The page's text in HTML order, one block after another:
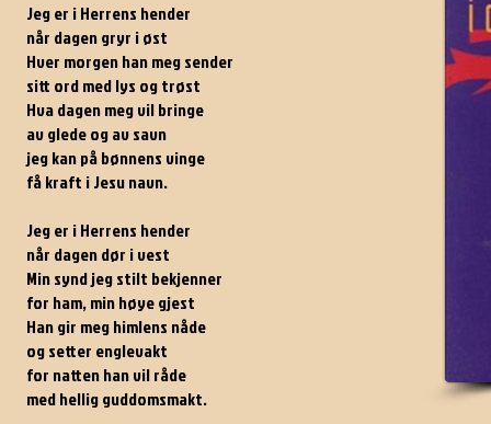
Jeg er i Herrens hender
når dagen gryr i øst
Hver morgen han meg sender
sitt ord med lys og trøst
Hva dagen meg vil bringe
av glede og av savn
jeg kan på bønnens vinge
få kraft i Jesu navn.
Jeg er i Herrens hender
når dagen dør i vest
Min synd jeg stilt bekjenner
for ham, min høye gjest
Han gir meg himlens nåde
og setter englevakt
for natten han vil råde
med hellig guddomsmakt.